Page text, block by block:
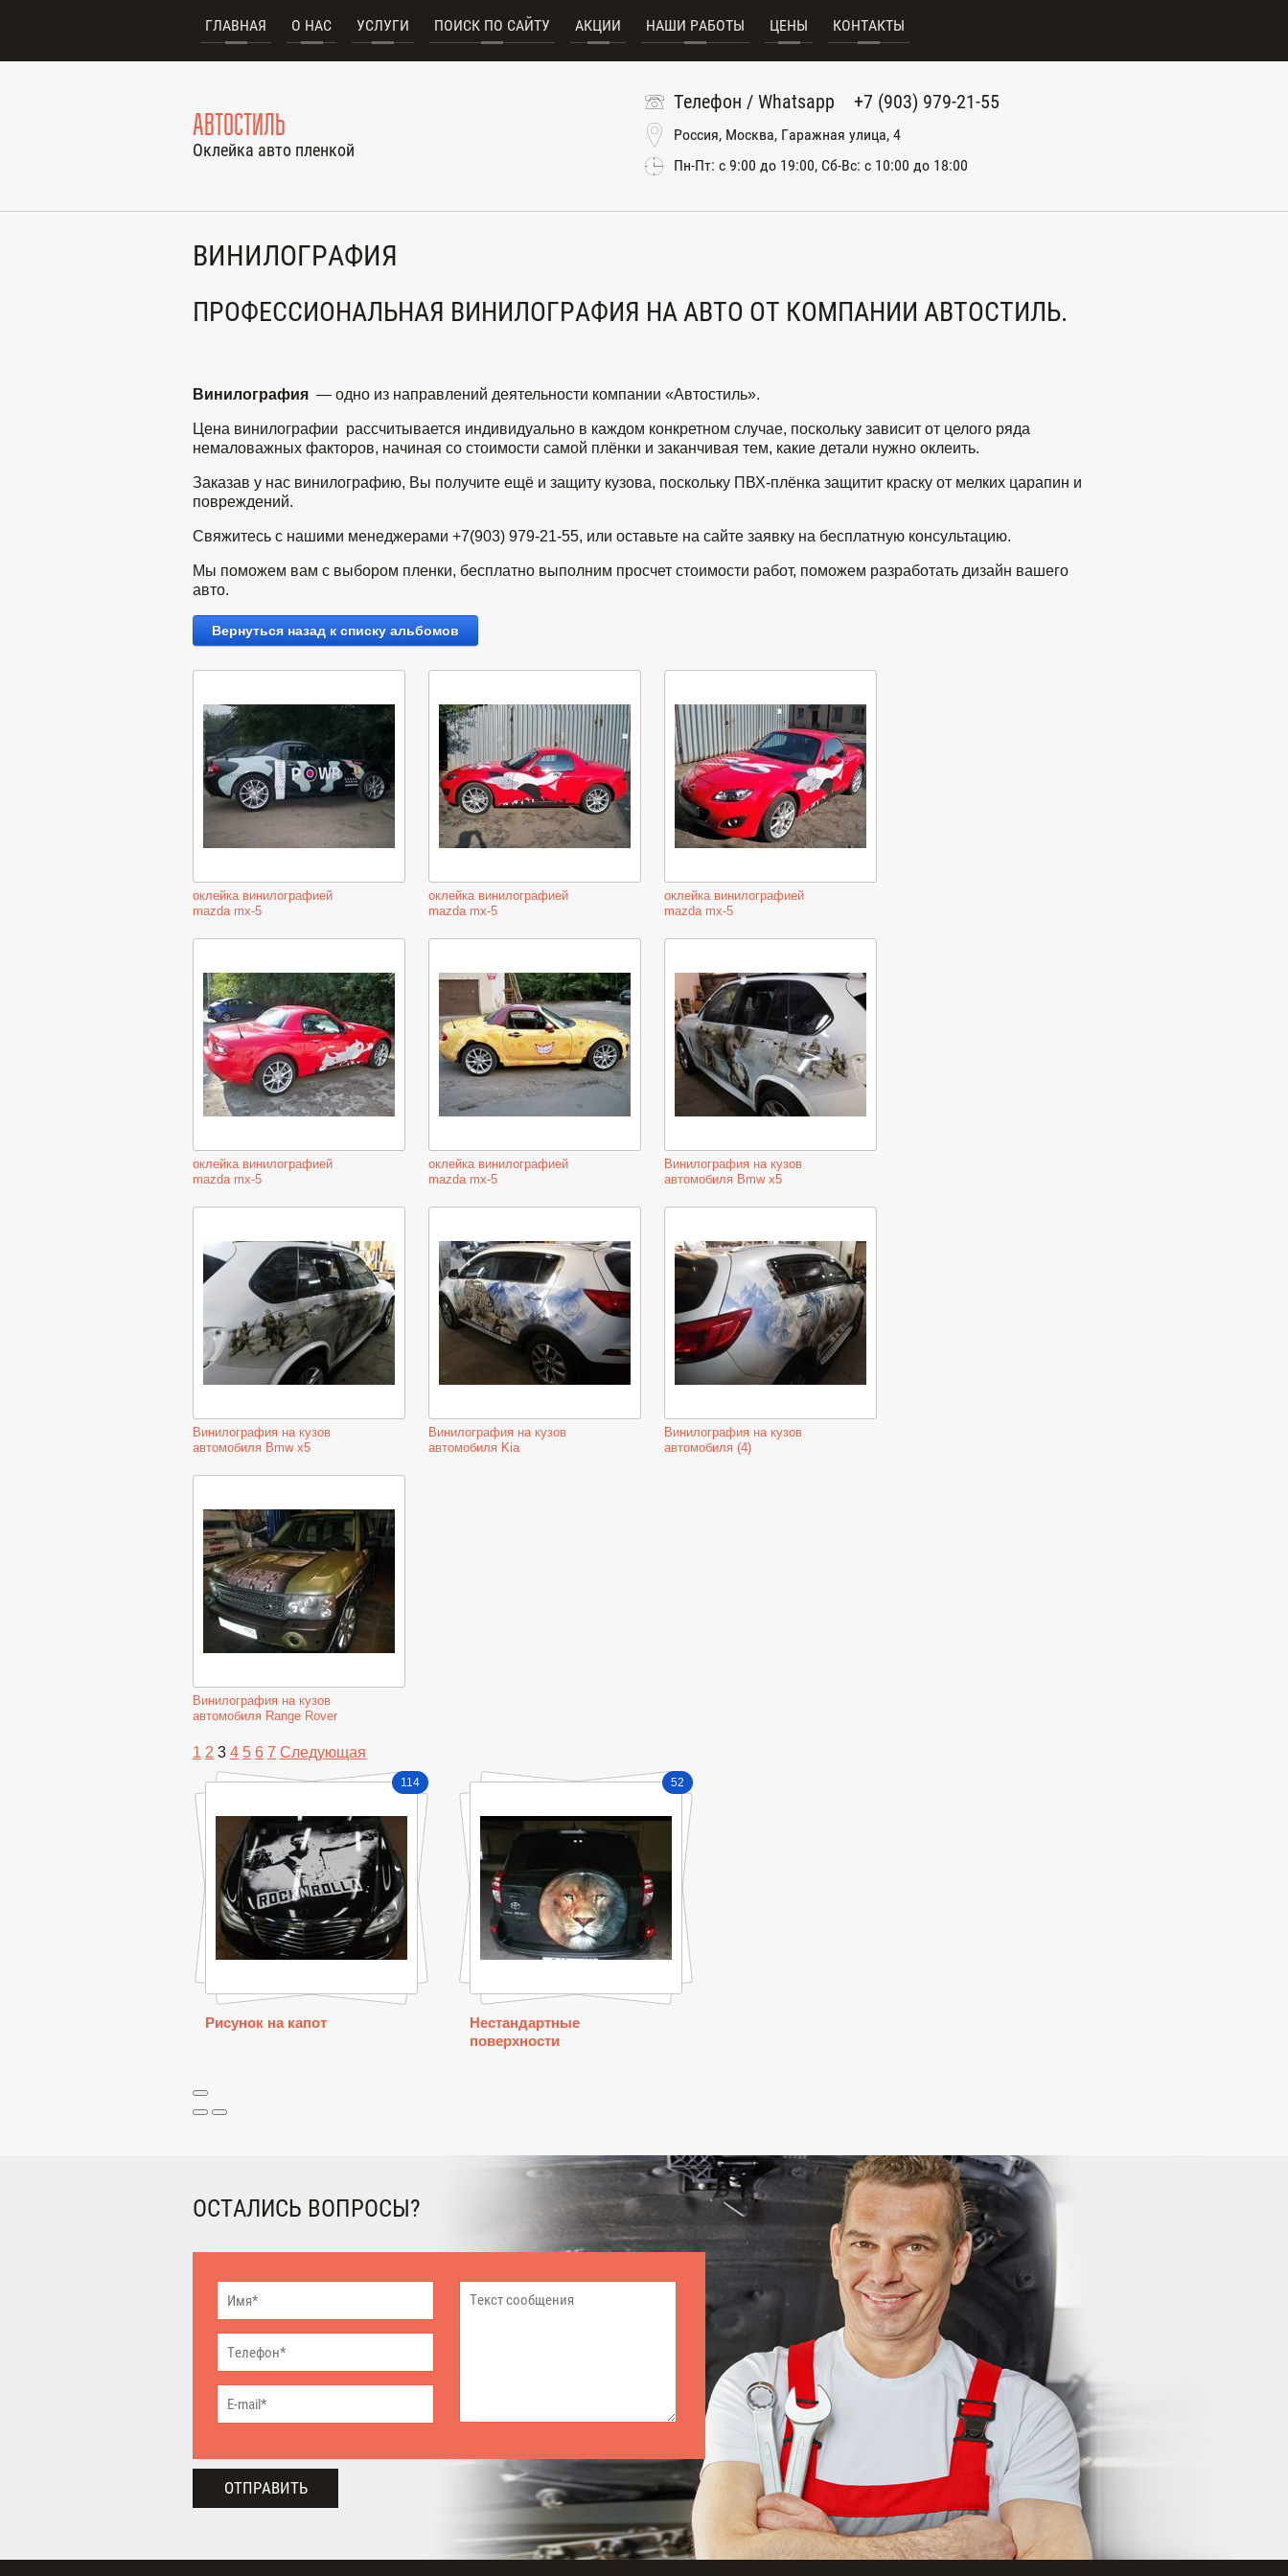
ГЛАВНАЯ О НАС УСЛУГИ ПОИСК ПО САЙТУ АКЦИИ НАШИ РАБОТЫ ЦЕНЫ КОНТАКТЫ
АВТОСТИЛЬ
Оклейка авто пленкой
Телефон / Whatsapp +7 (903) 979-21-55
Россия, Москва, Гаражная улица, 4
Пн-Пт: с 9:00 до 19:00, Сб-Вс: с 10:00 до 18:00
ВИНИЛОГРАФИЯ
ПРОФЕССИОНАЛЬНАЯ ВИНИЛОГРАФИЯ НА АВТО ОТ КОМПАНИИ АВТОСТИЛЬ.
Винилография — одно из направлений деятельности компании «Автостиль».
Цена винилографии рассчитывается индивидуально в каждом конкретном случае, поскольку зависит от целого ряда
немаловажных факторов, начиная со стоимости самой плёнки и заканчивая тем, какие детали нужно оклеить.
Заказав у нас винилографию, Вы получите ещё и защиту кузова, поскольку ПВХ-плёнка защитит краску от мелких царапин и
повреждений.
Свяжитесь с нашими менеджерами +7(903) 979-21-55, или оставьте на сайте заявку на бесплатную консультацию.
Мы поможем вам с выбором пленки, бесплатно выполним просчет стоимости работ, поможем разработать дизайн вашего
авто.
Вернуться назад к списку альбомов
оклейка винилографией
mazda mx-5
оклейка винилографией
mazda mx-5
оклейка винилографией
mazda mx-5
оклейка винилографией
mazda mx-5
оклейка винилографией
mazda mx-5
Винилография на кузов
автомобиля Bmw x5
Винилография на кузов
автомобиля Bmw x5
Винилография на кузов
автомобиля Kia
Винилография на кузов
автомобиля (4)
Винилография на кузов
автомобиля Range Rover
1 2 3 4 5 6 7 Следующая
114
Рисунок на капот
52
Нестандартные
поверхности
ОСТАЛИСЬ ВОПРОСЫ?
ОТПРАВИТЬ